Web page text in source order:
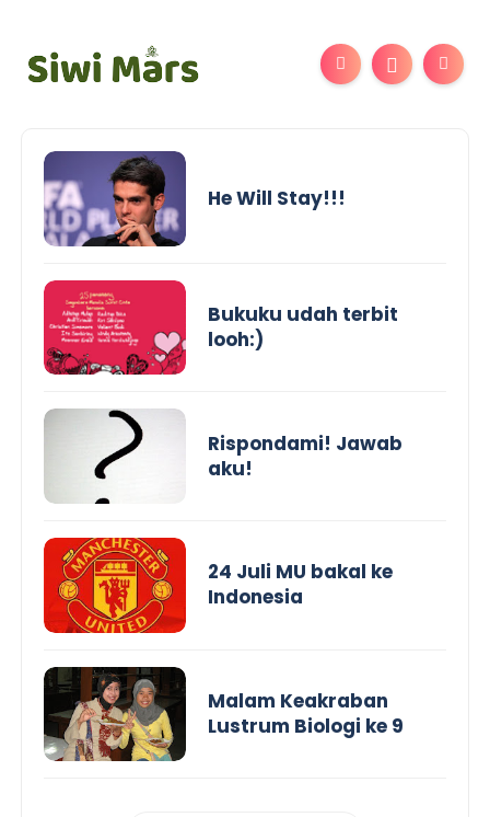
He Will Stay!!!
Bukuku udah terbit
looh:)
Rispondami! Jawab
aku!
24 Juli MU bakal ke
Indonesia
Malam Keakraban
Lustrum Biologi ke 9